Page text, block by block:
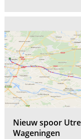
Nieuw spoor
Wageningen